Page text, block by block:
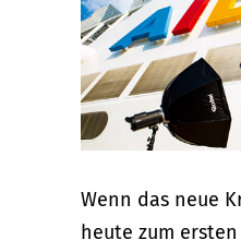
Wenn das neue
heute zum